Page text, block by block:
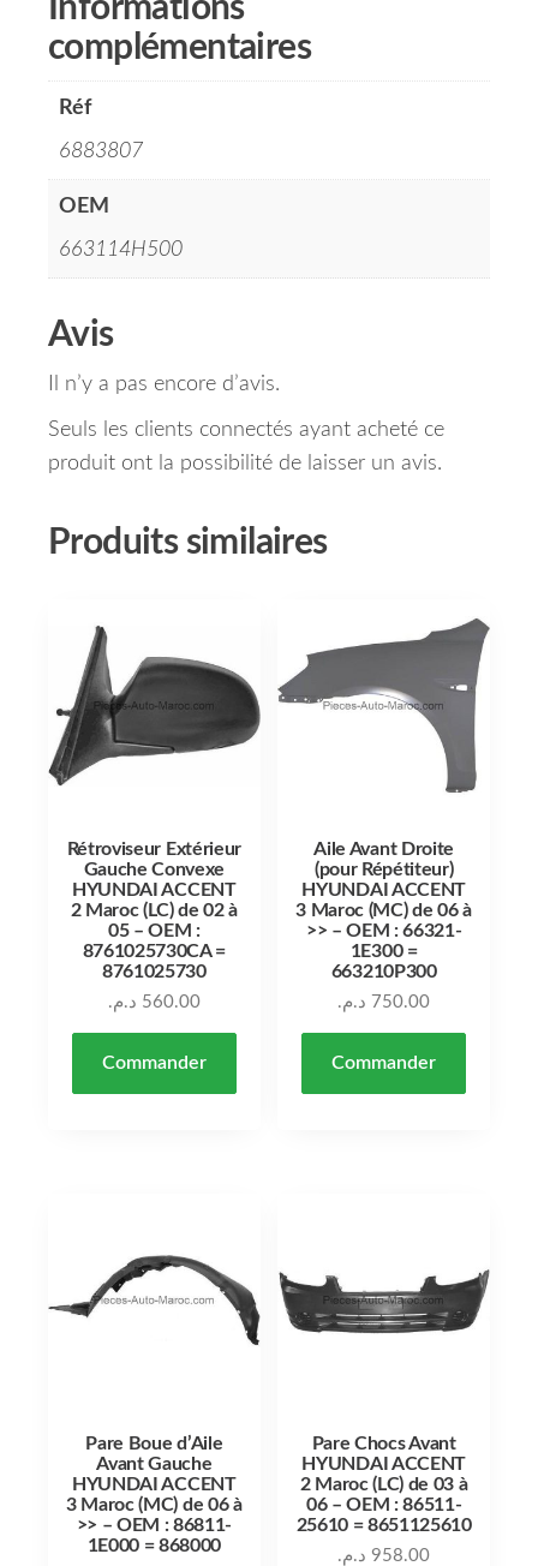
Informations
complémentaires
Réf
6883807
OEM
663114H500
Avis
Il n’y a pas encore d’avis.
Seuls les clients connectés ayant acheté ce
produit ont la possibilité de laisser un avis.
Produits similaires
Rétroviseur Extérieur
Gauche Convexe
HYUNDAI ACCENT
2 Maroc (LC) de 02 à
05 – OEM :
8761025730CA =
8761025730
560.00 د.م.
Commander
Aile Avant Droite
(pour Répétiteur)
HYUNDAI ACCENT
3 Maroc (MC) de 06 à
>> – OEM : 66321-
1E300 =
663210P300
750.00 د.م.
Commander
Pare Boue d’Aile
Avant Gauche
HYUNDAI ACCENT
3 Maroc (MC) de 06 à
>> – OEM : 86811-
1E000 = 868000
Pare Chocs Avant
HYUNDAI ACCENT
2 Maroc (LC) de 03 à
06 – OEM : 86511-
25610 = 8651125610
958.00 د.م.